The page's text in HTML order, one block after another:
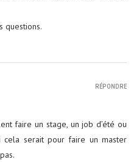
questions.
faire un stage, un job d’été ou
serait pour faire un master
RÉPONDRE